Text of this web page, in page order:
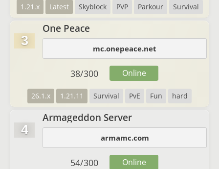
1.21.x Latest Skyblock PVP Parkour Survival
3
One Peace
mc.onepeace.net
26.1.x 1.21.11 Survival PvE Fun hard
38/300 Online
4
Armageddon Server
armamc.com
54/300 Online